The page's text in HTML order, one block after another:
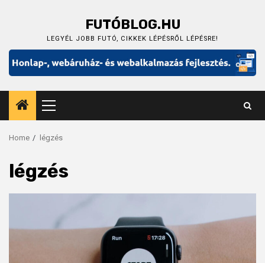
FUTÓBLOG.HU
LEGYÉL JOBB FUTÓ, CIKKEK LÉPÉSRŐL LÉPÉSRE!
Primary
Menu
Home légzés
légzés